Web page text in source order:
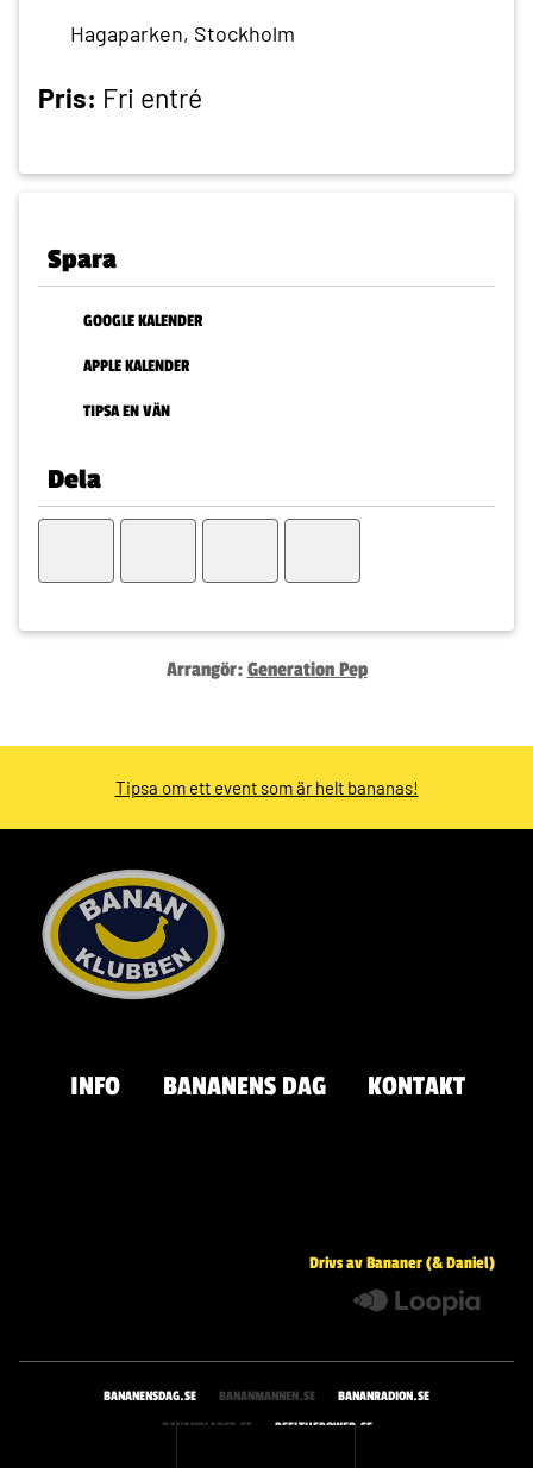
Hagaparken, Stockholm
Pris: Fri entré
Spara
GOOGLE KALENDER
APPLE KALENDER
TIPSA EN VÄN
Dela
Arrangör: Generation Pep
Tipsa om ett event som är helt bananas!
INFO BANANENS DAG KONTAKT
Drivs av Bananer (& Daniel)
BANANENSDAG.SE BANANMANNEN.SE
BANANRADION.SE
BANANBLADET.SE
PEELTHEPOWER.SE